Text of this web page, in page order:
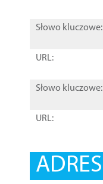
Słowo kluczowe:
URL:
Słowo kluczowe:
URL: